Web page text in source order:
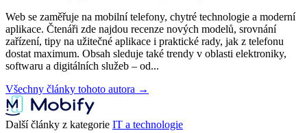
Web se zaměřuje na mobilní telefony, chytré technologie a moderní
aplikace. Čtenáři zde najdou recenze nových modelů, srovnání
zařízení, tipy na užitečné aplikace i praktické rady, jak z telefonu
dostat maximum. Obsah sleduje také trendy v oblasti elektroniky,
softwaru a digitálních služeb – od...
Všechny články tohoto autora →
Další články z kategorie IT a technologie